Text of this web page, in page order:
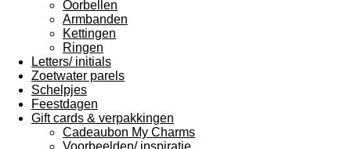
Oorbellen
Armbanden
Kettingen
Ringen
Letters/ initials
Zoetwater parels
Schelpjes
Feestdagen
Gift cards & verpakkingen
Cadeaubon My Charms
Voorbeelden/ inspiratie